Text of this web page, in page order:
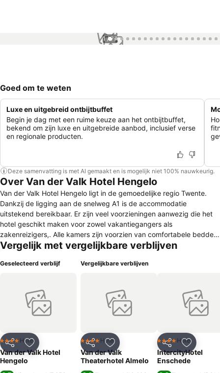
1 / 77
Goed om te weten
Luxe en uitgebreid ontbijtbuffet
Begin je dag met een ruime keuze aan het ontbijtbuffet,
bekend om zijn luxe en uitgebreide aanbod, inclusief verse
en regionale producten.
Deze samenvatting is met AI gemaakt en is mogelijk niet 100% nauwkeurig.
Over Van der Valk Hotel Hengelo
Van der Valk Hotel Hengelo ligt in de gemoedelijke regio Twente.
Dankzij de ligging aan de snelweg A1 is de accommodatie
uitstekend bereikbaar. Er zijn veel voorzieningen aanwezig die het
hotel geschikt maken voor zowel vakantiegangers als
zakenreizigers,. Alle kamers zijn voorzien van comfortabele bedden,
een bureau en een aparte zithoek. De ruime badkamers beschikken
aanwezig, en gasten maken gratis gebruik van wifi. Deze
gehouden kunnen worden. Gasten kunnen gratis parkeren en
gebruikmaken van de fitnessruimte. Van der Valk Hotel Hengelo
heeft een eigen restaurant, waar gasten kunnen plaatsnemen voor
sommige dagen is er een live cooking buffet. Reizigers die graag
een balletje slaan, komen aan hun trekken in de op 6,5 kilometer
afstand gelegen Golfclub Driene. Het prachtige Kasteel Twickel ligt
Vergelijk met vergelijkbare verblijven
Geselecteerd verblijf
Delen Toevoegen aan favorieten
4 SterrenHotel
Van der Valk Hotel
Hengelo
Vergelijkbare verblijven
Delen Toevoegen aan favorieten
4 SterrenHotel
Van der Valk
Theaterhotel Almelo
Delen
4 SterrenHotel
IntercityHotel
Enschede